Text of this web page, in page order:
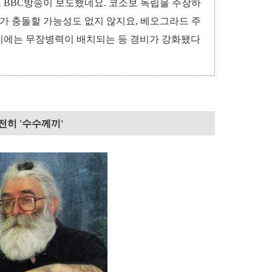
방송이 보도했네요. 코소보 독립을 주장하
충돌할 가능성도 없지 않지요, 베오그라드 주
는 무장병력이 배치되는 등 경비가 강화됐다
히 '수수께끼'